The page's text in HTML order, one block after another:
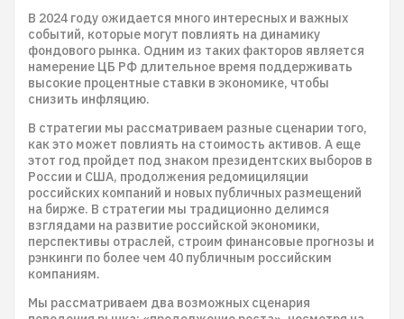
В 2024 году ожидается много интересных и важных
событий, которые могут повлиять на динамику
фондового рынка. Одним из таких факторов является
намерение ЦБ РФ длительное время поддерживать
высокие процентные ставки в экономике, чтобы
снизить инфляцию.
В стратегии мы рассматриваем разные сценарии того,
как это может повлиять на стоимость активов. А еще
этот год пройдет под знаком президентских выборов в
России и США, продолжения редомициляции
российских компаний и новых публичных размещений
на бирже. В стратегии мы традиционно делимся
взглядами на развитие российской экономики,
перспективы отраслей, строим финансовые прогнозы и
рэнкинги по более чем 40 публичным российским
компаниям.
Мы рассматриваем два возможных сценария